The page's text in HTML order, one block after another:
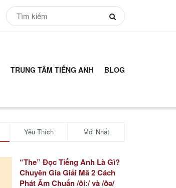
TRUNG TÂM TIẾNG ANH BLOG
Yêu Thích Mới Nhất
“The” Đọc Tiếng Anh Là Gì?
Chuyên Gia Giải Mã 2 Cách
Phát Âm Chuẩn /ðiː/ và /ðə/